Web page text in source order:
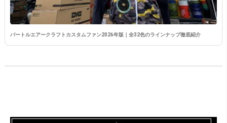
バートルエアークラフトカスタムファン2026年版｜全32色のラインナップ徹底紹介